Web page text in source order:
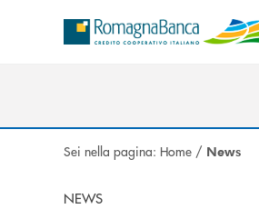
Sei nella pagina: Home / News
NEWS